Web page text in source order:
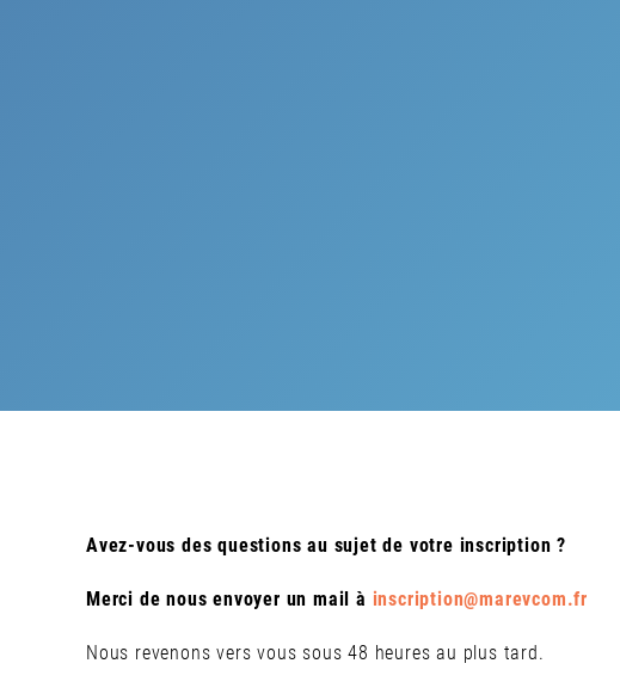
Avez-vous des questions au sujet de votre inscription ?
Merci de nous envoyer un mail à inscription@marevcom.fr
Nous revenons vers vous sous 48 heures au plus tard.